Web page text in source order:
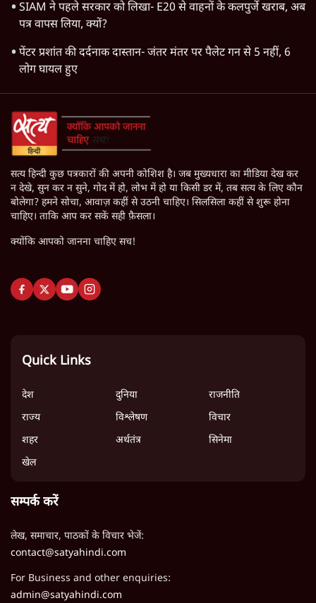
SIAM ने पहले सरकार को लिखा- E20 से वाहनों के कलपुर्जे खराब, अब
पत्र वापस लिया, क्यों?
पेंटर प्रशांत की दर्दनाक दास्तान- जंतर मंतर पर पैलेट गन से 5 नहीं, 6
लोग घायल हुए
सत्य हिन्दी कुछ पत्रकारों की अपनी कोशिश है। जब मुख्यधारा का मीडिया देख कर
न देखे, सुन कर न सुने, गोद में हो, लोभ में हो या किसी डर में, तब सत्य के लिए कौन
बोलेगा? हमने सोचा, आवाज़ कहीं से उठनी चाहिए। सिलसिला कहीं से शुरू होना
चाहिए। ताकि आप कर सकें सही फ़ैसला।
क्योंकि आपको जानना चाहिए सच!
Quick Links
देश दुनिया
राजनीति
राज्य
विश्लेषण
विचार
शहर
अर्थतंत्र
सिनेमा
खेल
सम्पर्क करें
लेख, समाचार, पाठकों के विचार भेजें:
contact@satyahindi.com
For Business and other enquiries:
admin@satyahindi.com